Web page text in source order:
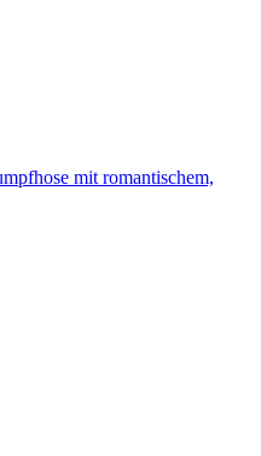
mit romantischem,